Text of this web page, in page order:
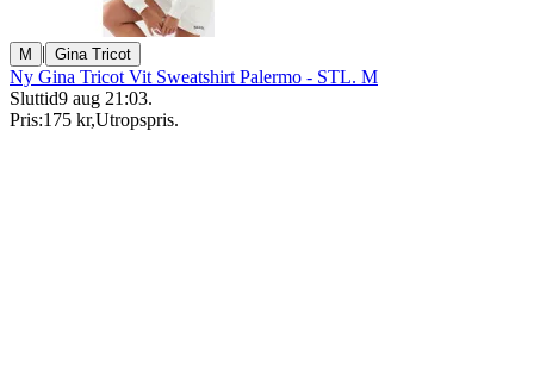
M | Gina Tricot
Ny Gina Tricot Vit Sweatshirt Palermo - STL. M
Sluttid9 aug 21:03.
Pris:175 kr,Utropspris.